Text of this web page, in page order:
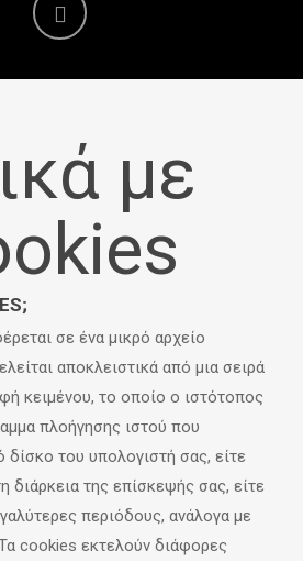
με
σε ένα μικρό αρχείο
αποκλειστικά από μια σειρά
κειμένου, το οποίο ο ιστότοπος
πλοήγησης ιστού που
δίσκο του υπολογιστή σας, είτε
διάρκεια της επίσκεψής σας, είτε
περιόδους, ανάλογα με
cookies εκτελούν διάφορες